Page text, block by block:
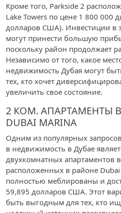
Кроме того, Parkside 2
Lake Towers по цене 1 800 000
долларов США). Инвестиции в
могут принести большую
поскольку район продолжает
Независимо от того, какое
недвижимость Дубая могут
тех, кто хочет
увеличить свое состояние.
2 КОМ. АПАРТАМЕНТЫ В
DUBAI MARINA
Одним из популярных
в недвижимость в Дубае
двухкомнатных апартаментов
расположенных в районе
полностью меблированы и
59,895 долларов США. Этот
быть выгодным для тех, кто